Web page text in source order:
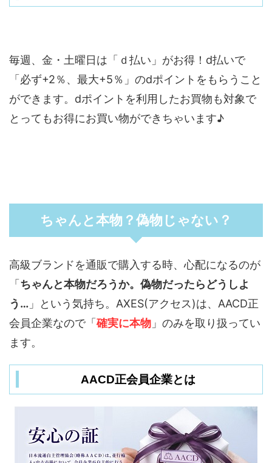
毎週、金・土曜日は「ｄ払い」がお得！d払いで
「必ず+2％、最大+5％」のdポイントをもらうこと
ができます。dポイントを利用したお買物も対象で
とってもお得にお買い物ができちゃいます♪
ちゃんと本物？偽物じゃない？
高級ブランドを通販で購入する時、心配になるのが
「ちゃんと本物だろうか。偽物だったらどうしよ
う… 」という気持ち。AXES(アクセス)は、AACD正
会員企業なので「確実に本物 」のみを取り扱ってい
ます。
AACD正会員企業とは